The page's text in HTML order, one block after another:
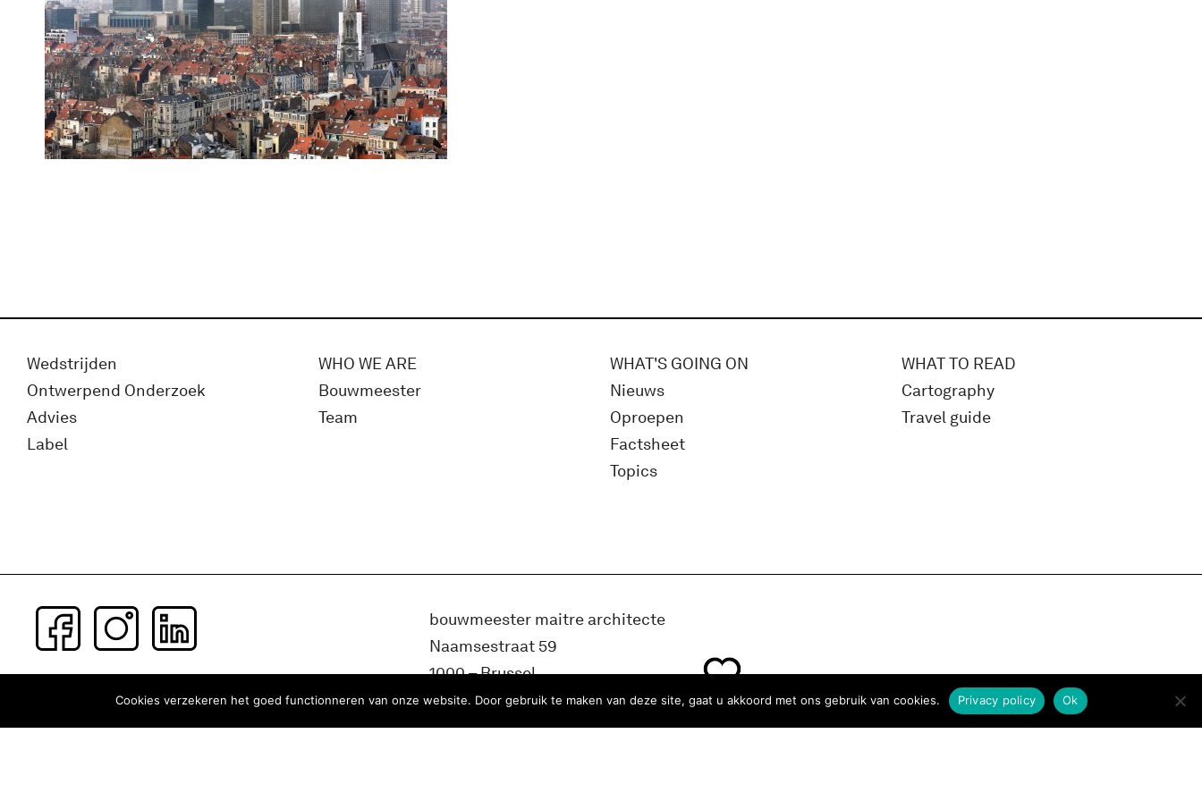
Wedstrijden
Ontwerpend Onderzoek
Advies
Label
WHO WE ARE
Bouwmeester
Team
WHAT'S GOING ON
Nieuws
Oproepen
Factsheet
Topics
WHAT TO READ
Cartography
Travel guide
Subscribe to our newsletter
bouwmeester maitre architecte
Naamsestraat 59
1000 – Brussel
België
Cookies verzekeren het goed functionneren van onze website. Door gebruik te maken van deze site, gaat u akkoord met ons gebruik van cookies. Ok
Privacy policy